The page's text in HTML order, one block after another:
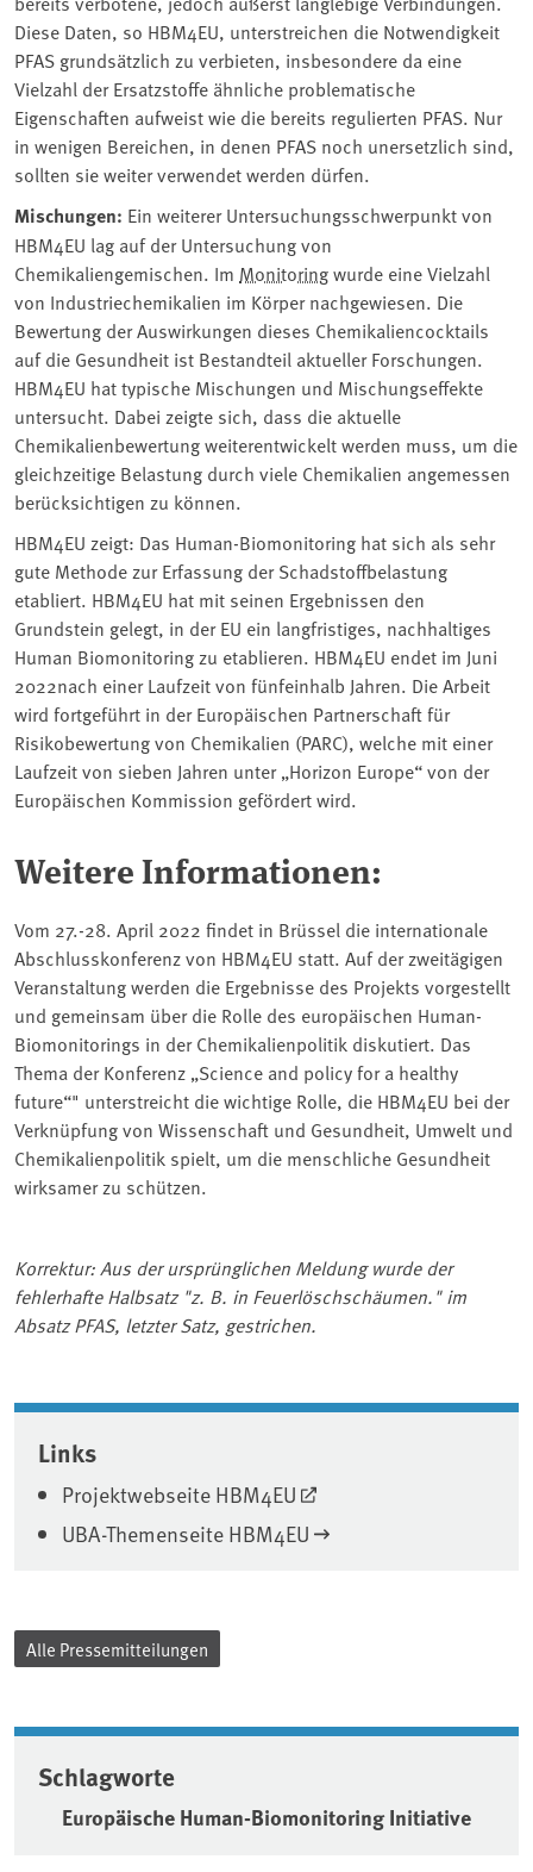
Diese Daten, so HBM4EU, unterstreichen die Notwendigkeit
PFAS grundsätzlich zu verbieten, insbesondere da eine
Vielzahl der Ersatzstoffe ähnliche problematische
Eigenschaften aufweist wie die bereits regulierten PFAS. Nur
in wenigen Bereichen, in denen PFAS noch unersetzlich sind,
sollten sie weiter verwendet werden dürfen.
Mischungen: Ein weiterer Untersuchungsschwerpunkt von
HBM4EU lag auf der Untersuchung von
Chemikaliengemischen. Im Monitoringwurde eine Vielzahl
von Industriechemikalien im Körper nachgewiesen. Die
Bewertung der Auswirkungen dieses Chemikaliencocktails
auf die Gesundheit ist Bestandteil aktueller Forschungen.
HBM4EU hat typische Mischungen und Mischungseffekte
untersucht. Dabei zeigte sich, dass die aktuelle
Chemikalienbewertung weiterentwickelt werden muss, um die
gleichzeitige Belastung durch viele Chemikalien angemessen
berücksichtigen zu können.
HBM4EU zeigt: Das Human-Biomonitoring hat sich als sehr
gute Methode zur Erfassung der Schadstoffbelastung
etabliert. HBM4EU hat mit seinen Ergebnissen den
Grundstein gelegt, in der EU ein langfristiges, nachhaltiges
Human Biomonitoring zu etablieren. HBM4EU endet im Juni
2022nach einer Laufzeit von fünfeinhalb Jahren. Die Arbeit
wird fortgeführt in der Europäischen Partnerschaft für
Risikobewertung von Chemikalien (PARC), welche mit einer
Laufzeit von sieben Jahren unter „Horizon Europe“ von der
Europäischen Kommission gefördert wird.
Weitere Informationen:
Vom 27.-28. April 2022 findet in Brüssel die internationale
Abschlusskonferenz von HBM4EU statt. Auf der zweitägigen
Veranstaltung werden die Ergebnisse des Projekts vorgestellt
und gemeinsam über die Rolle des europäischen Human-
Biomonitorings in der Chemikalienpolitik diskutiert. Das
Thema der Konferenz „Science and policy for a healthy
future“" unterstreicht die wichtige Rolle, die HBM4EU bei der
Verknüpfung von Wissenschaft und Gesundheit, Umwelt und
Chemikalienpolitik spielt, um die menschliche Gesundheit
wirksamer zu schützen.
Korrektur: Aus der ursprünglichen Meldung wurde der
fehlerhafte Halbsatz "z. B. in Feuerlöschschäumen." im
Absatz PFAS, letzter Satz, gestrichen.
Associated content
Links
Projektwebseite HBM4EU
UBA-Themenseite HBM4EU
Alle Pressemitteilungen
Schlagworte
Europäische Human-Biomonitoring Initiative